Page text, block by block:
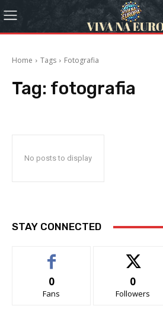
Home Tags Fotografia
Tag: fotografia
No posts to display
STAY CONNECTED
0
Fans
0
Followers